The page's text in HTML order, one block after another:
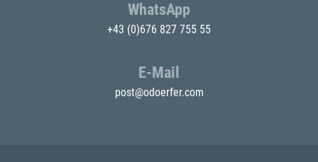
WhatsApp
+43 (0)676 827 755 55
E-Mail
post@odoerfer.com